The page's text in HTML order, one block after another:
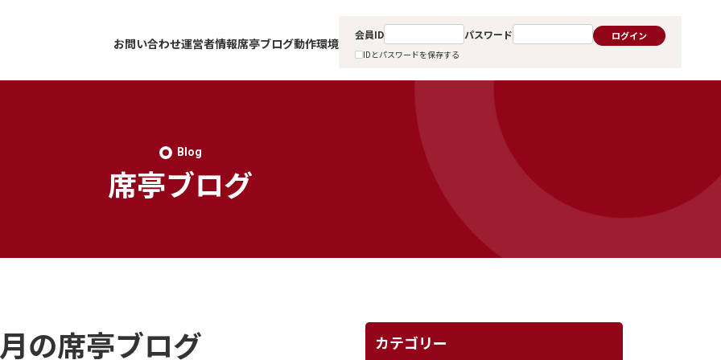
お問い合わせ運営者情報席亭ブログ動作環境
会員ID パスワード
IDとパスワードを保存する
ログイン
Blog
席亭ブログ
の席亭ブログ カテゴリー